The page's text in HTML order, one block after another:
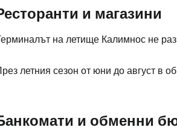
и магазини
на летище Калимнос не
летния сезон от юни до август в
и обменни